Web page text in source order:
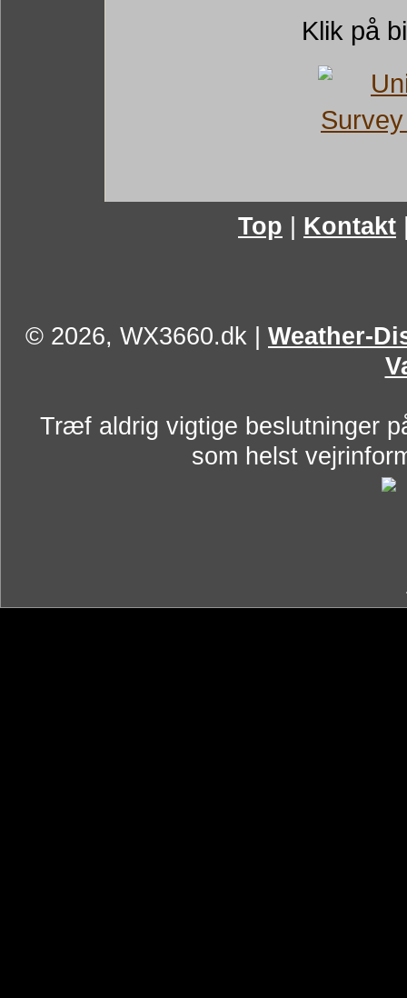
Klik på
Top Kontakt
© 2026, WX3660.dk
Weather-
Træf aldrig vigtige beslutninger
som helst